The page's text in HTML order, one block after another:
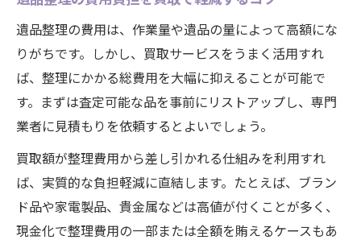
遺品整理の費用は、作業量や遺品の量によって高額にな
りがちです。しかし、買取サービスをうまく活用すれ
ば、整理にかかる総費用を大幅に抑えることが可能で
す。まずは査定可能な品を事前にリストアップし、専門
業者に見積もりを依頼するとよいでしょう。
買取額が整理費用から差し引かれる仕組みを利用すれ
ば、実質的な負担軽減に直結します。たとえば、ブラン
ド品や家電製品、貴金属などは高値が付くことが多く、
現金化で整理費用の一部または全額を賄えるケースもあ